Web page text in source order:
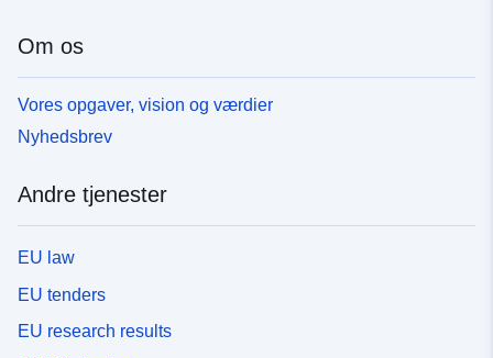
Om os
Vores opgaver, vision og værdier
Nyhedsbrev
Andre tjenester
EU law
EU tenders
EU research results